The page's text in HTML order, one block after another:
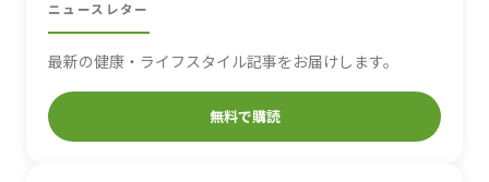
ニュースレター
最新の健康・ライフスタイル記事をお届けします。
無料で購読